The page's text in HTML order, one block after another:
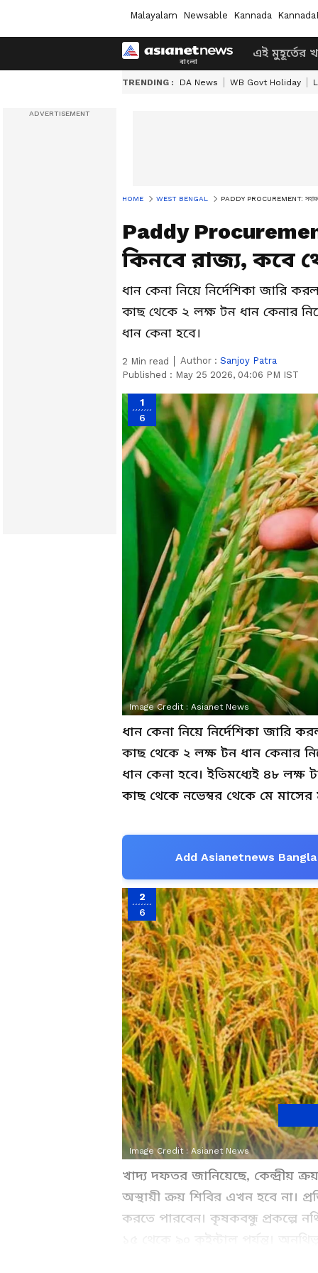
Malayalam Newsable Kannada
এই মুহূর্তের
TRENDING : DA News WB Govt Holiday
HOME WEST BENGAL PADDY PROCUREMENT: সহায়ক
Paddy
কিনবে রাজ্য, কবে
ধান কেনা নিয়ে নির্দেশিকা জারি
কাছ থেকে ২ লক্ষ টন ধান কেনার
ধান কেনা হবে।
2 Min read Author : Sanjoy Patra
Published : May 25 2026, 04:06 PM IST
1
6
Image Credit : Asianet News
ধান কেনা নিয়ে নির্দেশিকা জারি
কাছ থেকে ২ লক্ষ টন ধান কেনার
ধান কেনা হবে। ইতিমধ্যেই ৪৮ লক্ষ
কাছ থেকে নভেম্বর থেকে মে মাসের
Add Asianetnews
2
6
Image Credit : Asianet News
খাদ্য দফতর জানিয়েছে, কেন্দ্রীয়
অস্থায়ী ক্রয় শিবির এখন হবে না।
করতে পারবেন। কৃষকবন্ধু প্রকল্পে